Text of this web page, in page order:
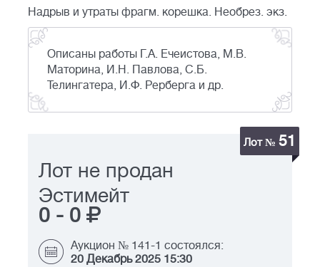
Надрыв и утраты фрагм. корешка. Необрез. экз.
Описаны работы Г.А. Ечеистова, М.В.
Маторина, И.Н. Павлова, С.Б.
Телингатера, И.Ф. Рерберга и др.
Лот № 51
Лот не продан
Эстимейт
0 - 0
Аукцион № 141-1 состоялся:
20 Декабрь 2025 15:30